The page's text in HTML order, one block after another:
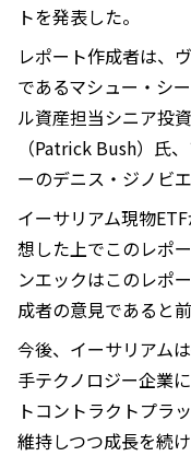
トを発表した。
レポート作成者は、
であるマシュー・シ
ル資産担当シニア投
（Patrick Bush）氏
ーのデニス・ジノビ
イーサリアム現物
想した上でこのレポ
ンエックはこのレポ
成者の意見であると
今後、イーサリアム
手テクノロジー企業
トコントラクトプラ
維持しつつ成長を続